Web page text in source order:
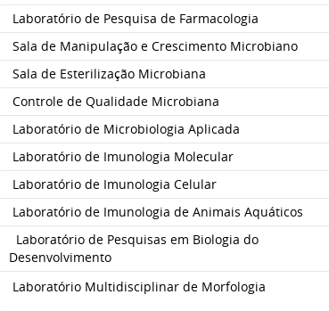
Laboratório de Pesquisa de Farmacologia
Sala de Manipulação e Crescimento Microbiano
Sala de Esterilização Microbiana
Controle de Qualidade Microbiana
Laboratório de Microbiologia Aplicada
Laboratório de Imunologia Molecular
Laboratório de Imunologia Celular
Laboratório de Imunologia de Animais Aquáticos
Laboratório de Pesquisas em Biologia do
Desenvolvimento
Laboratório Multidisciplinar de Morfologia